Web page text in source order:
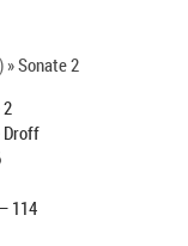
»Sonate 2
Droff
114